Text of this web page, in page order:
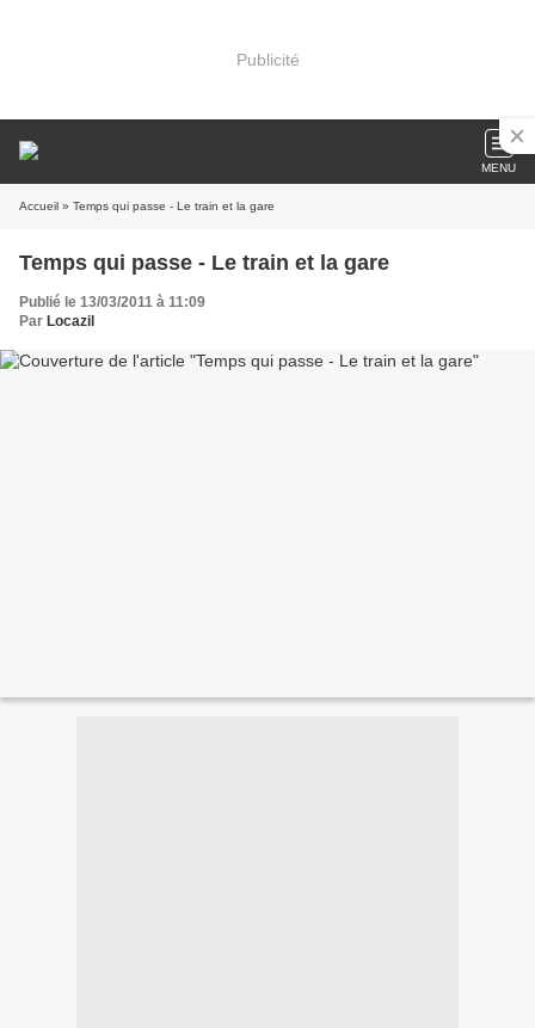
Publicité
MENU
Accueil » Temps qui passe - Le train et la gare
Temps qui passe - Le train et la gare
Publié le 13/03/2011 à 11:09
Par Locazil